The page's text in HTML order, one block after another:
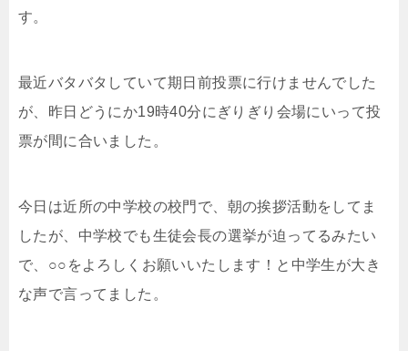
す。
最近バタバタしていて期日前投票に行けませんでした
が、昨日どうにか19時40分にぎりぎり会場にいって投
票が間に合いました。
今日は近所の中学校の校門で、朝の挨拶活動をしてま
したが、中学校でも生徒会長の選挙が迫ってるみたい
で、○○をよろしくお願いいたします！と中学生が大き
な声で言ってました。